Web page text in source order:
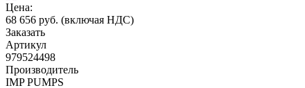
Цена:
68 656 руб. (включая НДС)
Заказать
Артикул
979524498
Производитель
IMP PUMPS